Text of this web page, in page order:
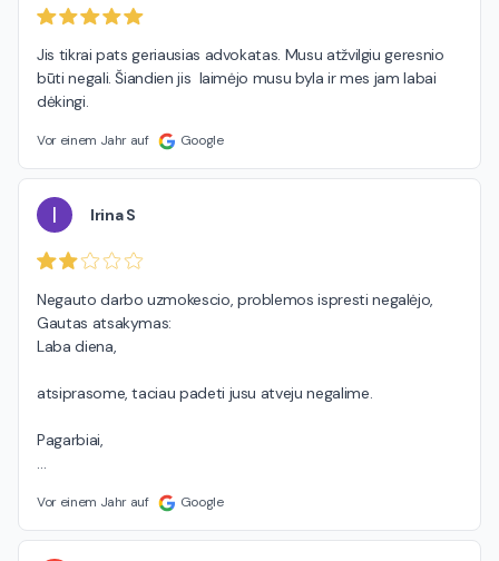
Jis tikrai pats geriausias advokatas. Musu atžvilgiu geresnio
būti negali. Šiandien jis  laimėjo musu byla ir mes jam labai
dėkingi.
Vor einem Jahr auf Google
I Irina S
Negauto darbo uzmokescio, problemos ispresti negalėjo,
Gautas atsakymas:
Laba diena,
atsiprasome, taciau padeti jusu atveju negalime.
Pagarbiai,
…
Vor einem Jahr auf Google